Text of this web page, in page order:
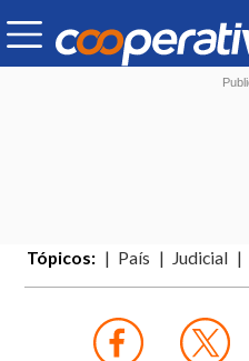
Tópicos: País Judicial